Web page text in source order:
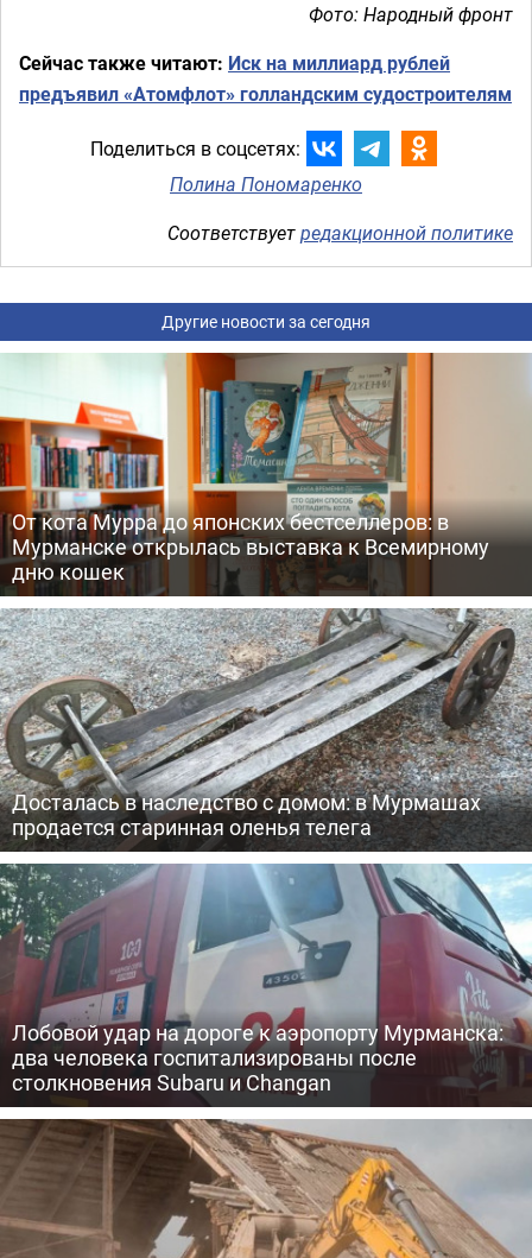
Фото: Народный фронт
Сейчас также читают: Иск на миллиард рублей
предъявил «Атомфлот» голландским судостроителям
Поделиться в соцсетях:
Полина Пономаренко
Соответствуетредакционной политике
Другие новости за сегодня
От кота Мурра до японских бестселлеров: в
Мурманске открылась выставка к Всемирному
дню кошек
Досталась в наследство с домом: в Мурмашах
продается старинная оленья телега
Лобовой удар на дороге к аэропорту Мурманска:
два человека госпитализированы после
столкновения Subaru и Changan